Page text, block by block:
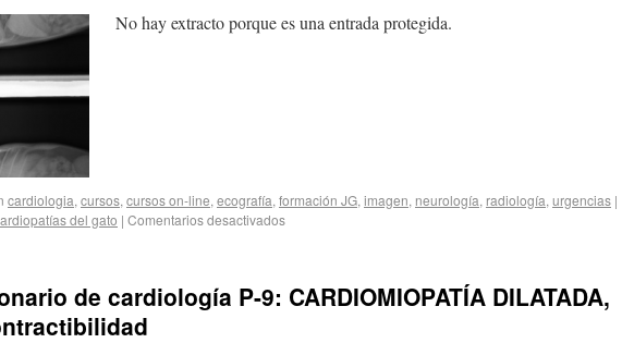
No hay extracto porque es una entrada protegida.
cardiologia, cursos, cursos on-line, ecografía, formación JG, imagen, neurología, radiología, urgencias |
del gato | Comentarios desactivados
de cardiología P-9: CARDIOMIOPATÍA DILATADA,